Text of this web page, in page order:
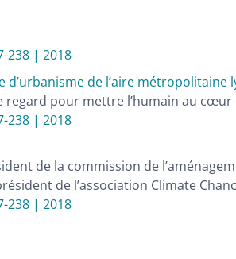
238 | 2018
d’urbanisme de l’aire métropolitaine
regard pour mettre l’humain au cœur
238 | 2018
de la commission de
de l’association Climate
238 | 2018